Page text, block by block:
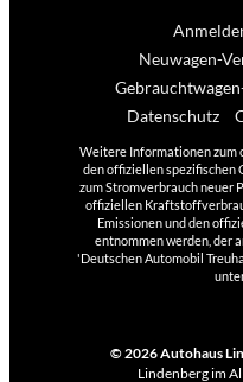
Neuwagen-
Datenschutz
Weitere Informationen zum
den offiziellen spezifischen
zum Stromverbrauch neuer
offiziellen
Emissionen und den
entnommen werden, der
'Deutschen Automobil
© 2026Autohaus
Lindenberg im